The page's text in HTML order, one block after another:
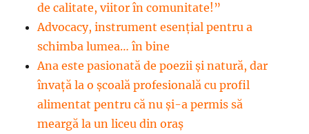
de calitate, viitor în comunitate!”
Advocacy, instrument esenţial pentru a
schimba lumea… în bine
Ana este pasionată de poezii și natură, dar
învață la o școală profesională cu profil
alimentat pentru că nu și-a permis să
meargă la un liceu din oraș